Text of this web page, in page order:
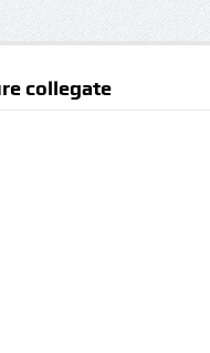
collegate